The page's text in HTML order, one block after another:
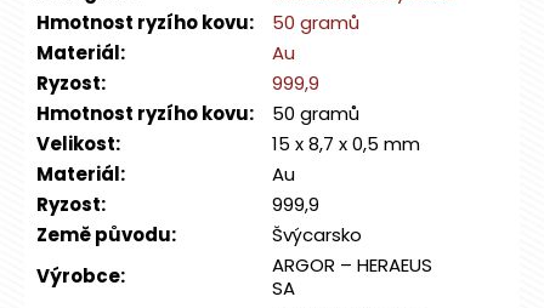
Hmotnost ryzího kovu:
50 gramů
Materiál:
Au
Ryzost:
999,9
Hmotnost ryzího kovu:
50 gramů
Velikost:
15 x 8,7 x 0,5 mm
Materiál:
Au
Ryzost:
999,9
Země původu:
Švýcarsko
Výrobce:
ARGOR – HERAEUS
SA